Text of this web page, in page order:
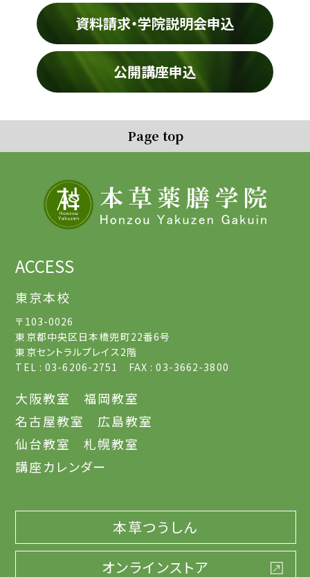
資料請求・学院説明会申込
公開講座申込
Page top
ACCESS
東京本校
〒103-0026
東京都中央区日本橋兜町22番6号
東京セントラルプレイス2階
TEL : 03-6206-2751 FAX : 03-3662-3800
大阪教室
福岡教室
名古屋教室
広島教室
仙台教室
札幌教室
講座カレンダー
本草つうしん
オンラインストア